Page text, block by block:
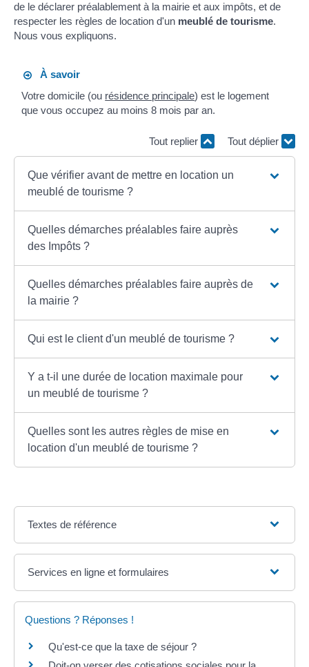
de le déclarer préalablement à la mairie et aux impôts, et de
respecter les règles de location d'un meublé de tourisme.
Nous vous expliquons.
À savoir
Votre domicile (ou résidence principale) est le logement
que vous occupez au moins 8 mois par an.
Tout replier Tout déplier
Que vérifier avant de mettre en location un
meublé de tourisme ?
Quelles démarches préalables faire auprès
des Impôts ?
Quelles démarches préalables faire auprès de
la mairie ?
Qui est le client d'un meublé de tourisme ?
Y a t-il une durée de location maximale pour
un meublé de tourisme ?
Quelles sont les autres règles de mise en
location d'un meublé de tourisme ?
Textes de référence
Services en ligne et formulaires
Questions ? Réponses !
Qu'est-ce que la taxe de séjour ?